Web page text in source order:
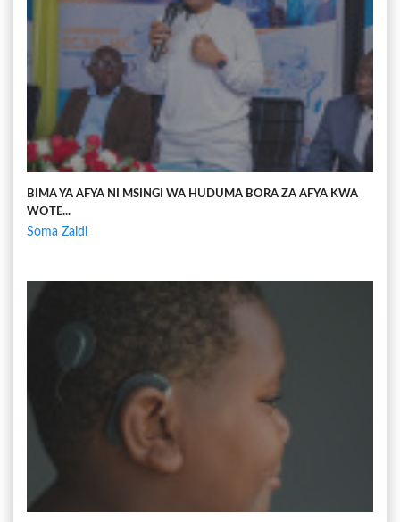
BIMA YA AFYA NI MSINGI WA HUDUMA BORA ZA AFYA KWA
WOTE...
Soma Zaidi